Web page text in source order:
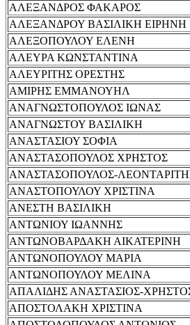
ΑΛΕΞΑΝΔΡΟΣ ΦΑΚΑΡΟΣ
ΑΛΕΞΑΝΔΡΟΥ ΒΑΣΙΛΙΚΗ ΕΙΡΗΝΗ
ΑΛΕΞΟΠΟΥΛΟΥ ΕΛΕΝΗ
ΑΛΕΥΡΑ ΚΩΝΣΤΑΝΤΙΝΑ
ΑΛΕΥΡΙΤΗΣ ΟΡΕΣΤΗΣ
ΑΜΙΡΗΣ ΕΜΜΑΝΟΥΗΛ
ΑΝΑΓΝΩΣΤΟΠΟΥΛΟΣ ΙΩΝΑΣ
ΑΝΑΓΝΩΣΤΟΥ ΒΑΣΙΛΙΚΗ
ΑΝΑΣΤΑΣΙΟΥ ΣΟΦΙΑ
ΑΝΑΣΤΑΣΟΠΟΥΛΟΣ ΧΡΗΣΤΟΣ
ΑΝΑΣΤΑΣΟΠΟΥΛΟΣ-
ΑΝΑΣΤΟΠΟΥΛΟΥ ΧΡΙΣΤΙΝΑ
ΑΝΕΣΤΗ ΒΑΣΙΛΙΚΗ
ΑΝΤΩΝΙΟΥ ΙΩΑΝΝΗΣ
ΑΝΤΩΝΟΒΑΡΔΑΚΗ ΑΙΚΑΤΕΡΙΝΗ
ΑΝΤΩΝΟΠΟΥΛΟΥ ΜΑΡΙΑ
ΑΝΤΩΝΟΠΟΥΛΟΥ ΜΕΛΙΝΑ
ΑΠΑΛΙΔΗΣ ΑΝΑΣΤΑΣΙΟΣ-
ΑΠΟΣΤΟΛΑΚΗ ΧΡΙΣΤΙΝΑ